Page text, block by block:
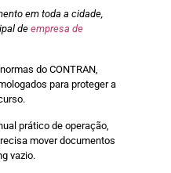
em toda a cidade,
de empresa de
do CONTRAN,
para proteger a
prático de operação,
mover documentos
vazio.